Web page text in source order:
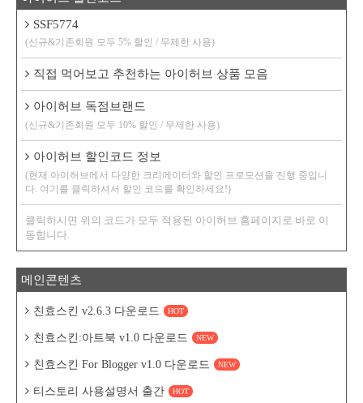
SSF5774
(신규&기존회원 모두 5% 할인 / 무제한 사용)
직접 먹어보고 추천하는 아이허브 상품 모음
아이허브 독점브랜드
(신규&기존회원 모두 10% 할인 / 무제한 사용)
아이허브 할인코드 정보
(현재 아이허브에서 다양한 크리에이터와 할인 프로모션을 진행 중입니
다. 여기를 클릭하셔서 할인 코드를 확인하세요!)
클릭하시면 위의 코드가 모두 적용된 아이허브 홈페이지로 바로 이
동합니다.
메인콘텐츠
친효스킨 v2.6.3 다운로드 HOT
친효스킨:아트북 v1.0 다운로드 NEW
친효스킨 For Blogger v1.0 다운로드 NEW
티스토리 사용설명서 출간 HOT